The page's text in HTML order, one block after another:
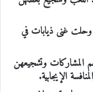
وحلت غنى ذيابات في
المشاركات وتشجيعهن
الإيجابية.